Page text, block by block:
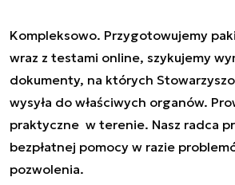
Kompleksowo. Przygotowujemy
wraz z testami online, szykujemy
dokumenty, na których
wysyła do właściwych organów.
praktyczne w terenie. Nasz radca
bezpłatnej pomocy w razie
pozwolenia.